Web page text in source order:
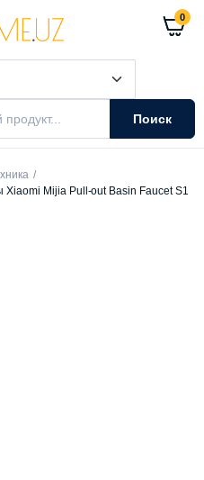
0
Поиск
Mijia Pull-out Basin Faucet S1